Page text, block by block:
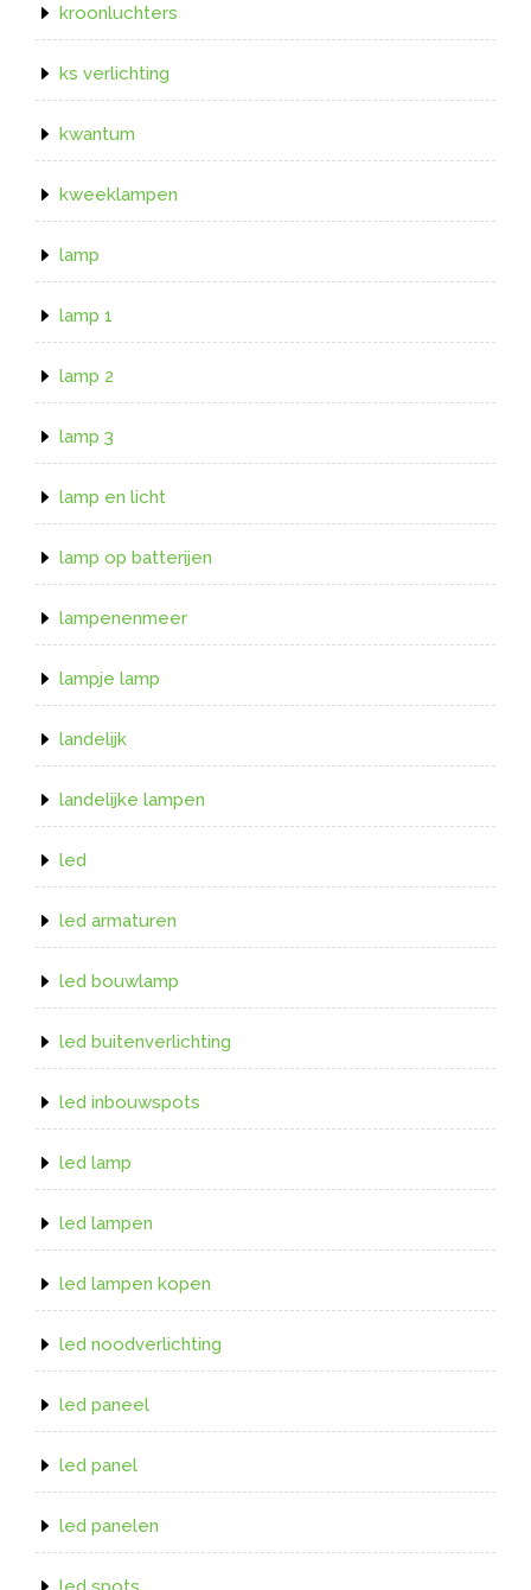
kroonluchters
ks verlichting
kwantum
kweeklampen
lamp
lamp 1
lamp 2
lamp 3
lamp en licht
lamp op batterijen
lampenenmeer
lampje lamp
landelijk
landelijke lampen
led
led armaturen
led bouwlamp
led buitenverlichting
led inbouwspots
led lamp
led lampen
led lampen kopen
led noodverlichting
led paneel
led panel
led panelen